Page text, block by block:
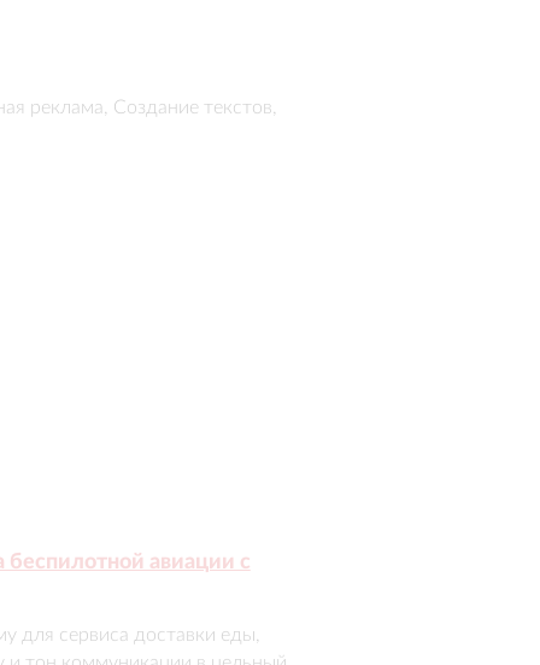
реклама, Создание текстов,
беспилотной авиации с
для сервиса доставки еды,